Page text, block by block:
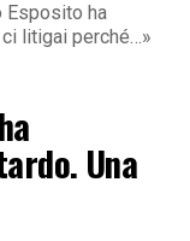
Esposito ha
litigai perché…»
Una